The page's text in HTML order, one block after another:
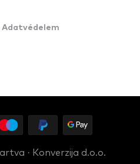
Adatvédelem
· Konverzija d.o.o.